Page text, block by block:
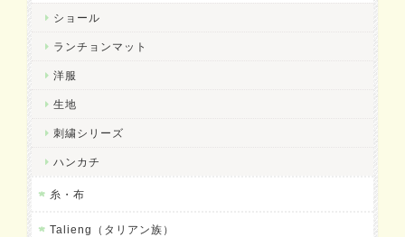
ショール
ランチョンマット
洋服
生地
刺繍シリーズ
ハンカチ
糸・布
Talieng（タリアン族）